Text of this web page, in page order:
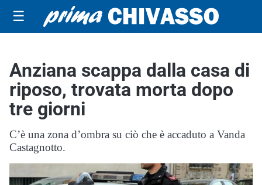
☰
Anziana scappa dalla casa di
riposo, trovata morta dopo
tre giorni
C’è una zona d’ombra su ciò che è accaduto a Vanda
Castagnotto.